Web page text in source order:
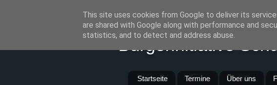
Bürgerinitiative
Startseite Termine Über uns
This site uses cookies from Google to deliver its
are shared with Google along with performance and
statistics, and to detect and address abuse.